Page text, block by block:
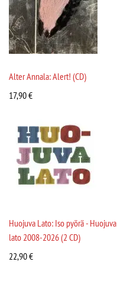
Alter Annala: Alert! (CD)
17,90€
Huojuva Lato: Iso pyörä - Huojuva
lato 2008-2026 (2 CD)
22,90€